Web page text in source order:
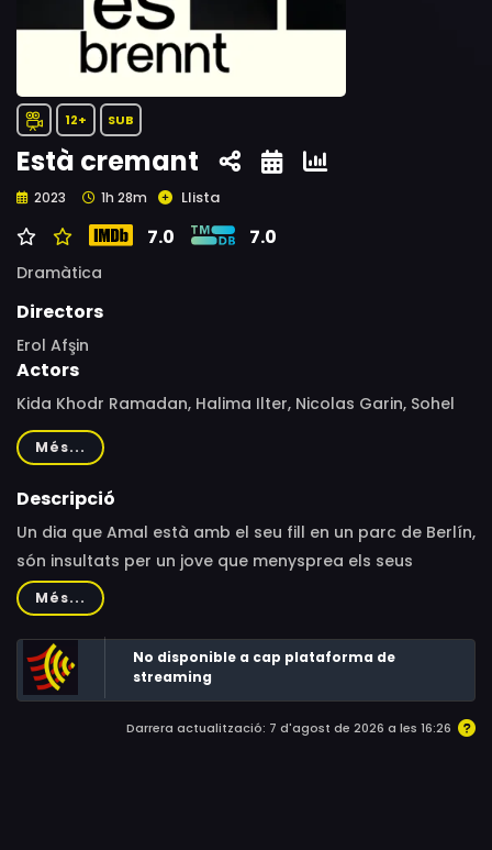
12+ SUB
Està cremant
2023 1h 28m Llista
7.0 7.0
Dramàtica
Directors
Erol Afşin
Actors
Kida Khodr Ramadan, Halima Ilter, Nicolas Garin, Sohel
Altan Gol, Malick Bauer, Brigitte Zeh, Zeynep Bozbay,
Rana Farahani, Patrick Joswig, Katharina Palm, Lulu
Hacke, Volker Meyer-Dabisch, Yusuf Celik, Sandra Maren
Més...
Descripció
Un dia que Amal està amb el seu fill en un parc de Berlín,
són insultats per un jove que menysprea els seus
orígens àrabs. L'incident fereix la dignitat d'Amal i altera
profundament la seva vida familiar, la qual cosa li porta
a denunciar al jove davant la justícia. El procés afectarà
encara més les relacions socials de la família.
Més...
No disponible a cap plataforma de
streaming
Darrera actualització: 7 d'agost de 2026 a les 16:26